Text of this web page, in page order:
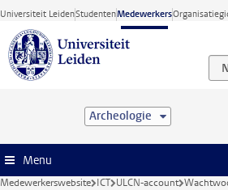
Ga direct naar de inhoud
Universiteit LeidenStudentenMedewerkers
Archeologie
Menu
Medewerkerswebsite ICT ULCN-account